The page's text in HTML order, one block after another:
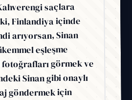
saçlara
Finlandiya içinde
arıyorsan, Sinan
eşleşme
görmek ve
Sinan gibi onaylı
göndermek için